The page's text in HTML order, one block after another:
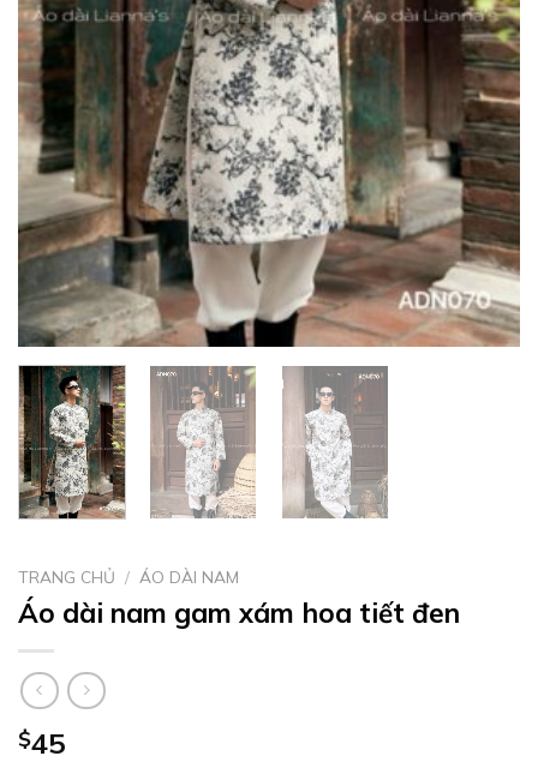
TRANG CHỦ / ÁO DÀI NAM
Áo dài nam gam xám hoa tiết đen
$45